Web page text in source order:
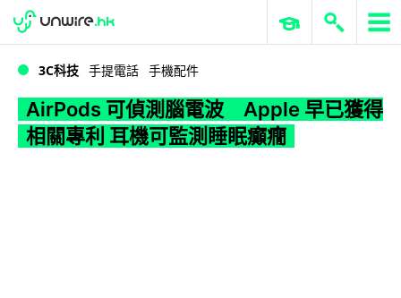
WWDC 2026 ERP 與商業 AI
3C科技 手提電話 手機配件
AirPods 可偵測腦電波 Apple 早已獲得
相關專利 耳機可監測睡眠癲癇